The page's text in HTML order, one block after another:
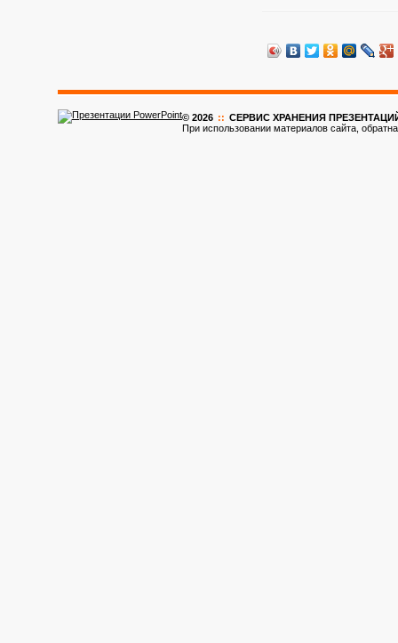
© 2026 :: CЕРВИС ХРАНЕНИЯ ПРЕЗЕНТАЦИЙ
При использовании материалов сайта,